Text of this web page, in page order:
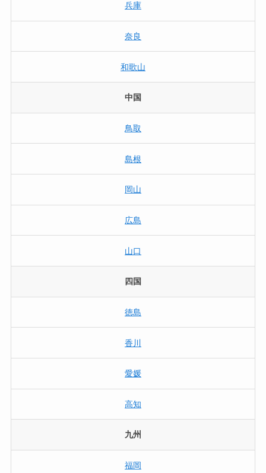
兵庫
奈良
和歌山
中国
鳥取
島根
岡山
広島
山口
四国
徳島
香川
愛媛
高知
九州
福岡